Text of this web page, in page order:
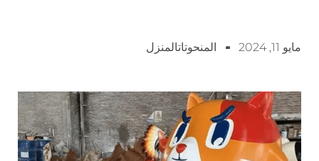
مايو 11, 2024 المنحوتاتالمنزل